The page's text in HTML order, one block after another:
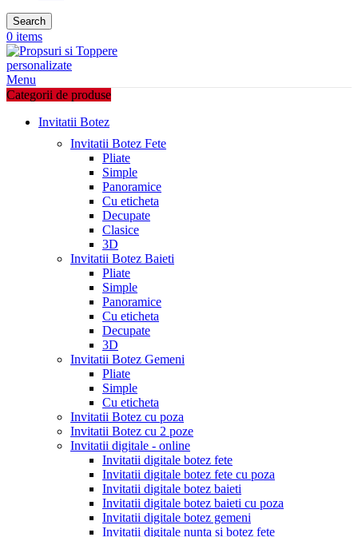
Search
0 items
Menu
Categorii de produse
Invitatii Botez
Invitatii Botez Fete
Pliate
Simple
Panoramice
Cu eticheta
Decupate
Clasice
3D
Invitatii Botez Baieti
Pliate
Simple
Panoramice
Cu eticheta
Decupate
3D
Invitatii Botez Gemeni
Pliate
Simple
Cu eticheta
Invitatii Botez cu poza
Invitatii Botez cu 2 poze
Invitatii digitale - online
Invitatii digitale botez fete
Invitatii digitale botez fete cu poza
Invitatii digitale botez baieti
Invitatii digitale botez baieti cu poza
Invitatii digitale botez gemeni
Invitatii digitale nunta si botez fete